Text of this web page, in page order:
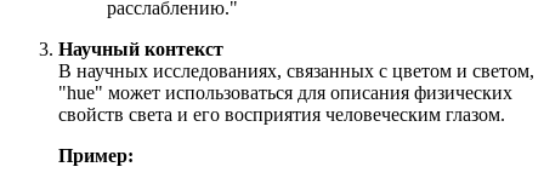
расслаблению."
Научный контекст
В научных исследованиях, связанных с цветом и светом,
"hue" может использоваться для описания физических
свойств света и его восприятия человеческим глазом.
Пример: